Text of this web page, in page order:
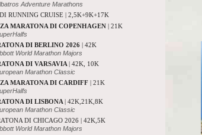
Adventure Marathons
RUNNING CRUISE | 2,5K+9K+17K
MARATONA DI COPENHAGEN | 21K
DI BERLINO 2026 | 42K
World Marathon Majors
DI VARSAVIA | 42K, 10K
Marathon Classic
MARATONA DI CARDIFF | 21K
DI LISBONA | 42K,21K,8K
Marathon Classic
DI CHICAGO 2026 | 42K,5K
World Marathon Majors